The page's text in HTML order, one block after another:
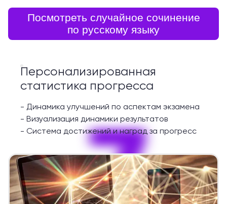
Посмотреть случайное сочинение
по русскому языку
7
Персонализированная
статистика прогресса
- Динамика улучшений по аспектам экзамена
- Визуализация динамики результатов
- Система достижений и наград за прогресс